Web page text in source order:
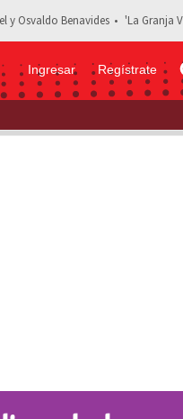
y Osvaldo Benavides 'La Granja
Ingresar Regístrate
Obligan declarar a Erick,